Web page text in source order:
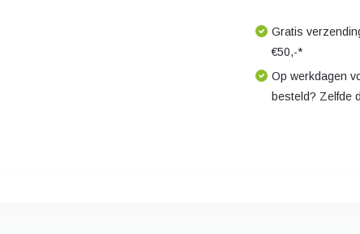
Gratis
€50,-*
Op werkdagen
besteld? Zelfde